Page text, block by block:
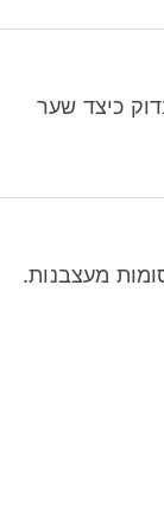
כיצד שער
מעצבנות.